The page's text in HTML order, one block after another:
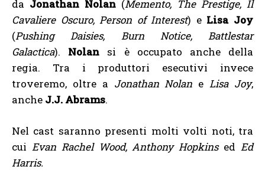
da Jonathan Nolan (Memento, The Prestige, Il
Cavaliere Oscuro, Person of Interest) e Lisa Joy
(Pushing Daisies, Burn Notice, Battlestar
Galactica). Nolan si è occupato anche della
regia. Tra i produttori esecutivi invece
troveremo, oltre a Jonathan Nolan eLisa Joy,
anche J.J. Abrams.
Nel cast saranno presenti molti volti noti, tra
cui Evan Rachel Wood, Anthony Hopkins ed Ed
Harris.